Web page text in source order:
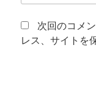
次回のコメ
レス、サイトを